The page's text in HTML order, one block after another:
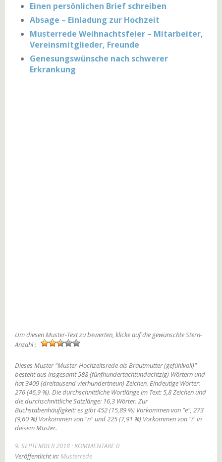
Einen persönlichen Brief schreiben
Absage – Einladung zur Hochzeit
Musterrede Weihnachtsfeier – Mitarbeiter,
Vereinsmitglieder, Freunde
Genesungswünsche nach schwerer
Erkrankung
Um diesen Muster-Text zu bewerten, klicke auf die gewünschte Stern-
Anzahl :
Dieses Muster "Muster-Hochzeitsrede als Brautmutter (gefühlvoll)"
besteht aus insgesamt 588 (fünfhundertachtundachtzig) Wörtern und
hat 3409 (dreitausend vierhundertneun) Zeichen. Eindeutige Wörter:
276 (46,9 %). Die durchschnittliche Wortlänge im Text: 5,8 Zeichen und
die durchschnittliche Satzlänge: 16,3 Wörter. Zur
Buchstabenhäufigkeit: es gibt 452 (15,89 %) Vorkommen von "e", 273
(9,60 %) Vorkommen von "n" und 225 (7,91 %) Vorkommen von "i" in
diesem Muster.
9. SEPTEMBER 2018 KOMMENTARE 0
Veröffentlicht in:Musterrede